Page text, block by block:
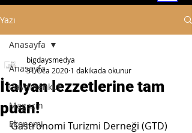
Yazı
Anasayfa
Gayrimenkul
Magazin
Ekonomi
Anasayfa
İtalyan lezzetlerine tam
puan!
bigdaysmedya
31 Oca 2020 1 dakikada okunur
Gastronomi Turizmi Derneği (GTD)